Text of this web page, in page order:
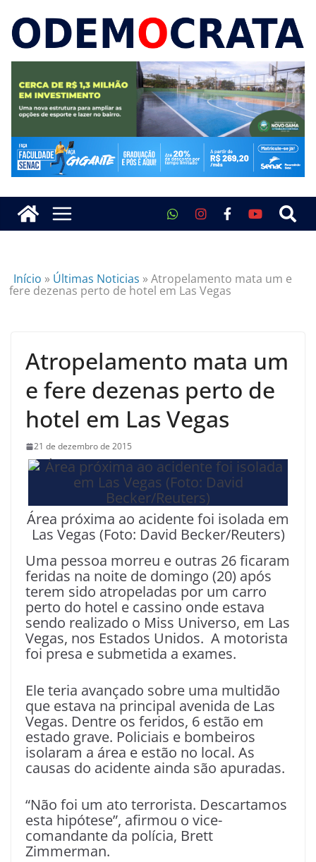
Início » Últimas Noticias »Atropelamento mata um e
fere dezenas perto de hotel em Las Vegas
Atropelamento mata um
e fere dezenas perto de
hotel em Las Vegas
21 de dezembro de 2015
Área próxima ao acidente foi isolada em
Las Vegas (Foto: David Becker/Reuters)
Uma pessoa morreu e outras 26 ficaram
feridas na noite de domingo (20) após
terem sido atropeladas por um carro
perto do hotel e cassino onde estava
sendo realizado o Miss Universo, em Las
Vegas, nos Estados Unidos. A motorista
foi presa e submetida a exames.
Ele teria avançado sobre uma multidão
que estava na principal avenida de Las
Vegas. Dentre os feridos, 6 estão em
estado grave. Policiais e bombeiros
isolaram a área e estão no local. As
causas do acidente ainda são apuradas.
“Não foi um ato terrorista. Descartamos
esta hipótese”, afirmou o vice-
comandante da polícia, Brett
Zimmerman.